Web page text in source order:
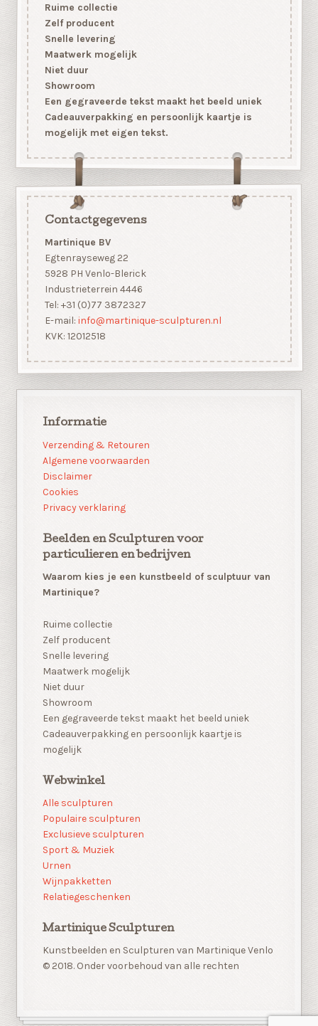
Ruime collectie
Zelf producent
Snelle levering
Maatwerk mogelijk
Niet duur
Showroom
Een gegraveerde tekst maakt het beeld uniek
Cadeauverpakking en persoonlijk kaartje is
mogelijk met eigen tekst.
Contactgegevens
Martinique BV
Egtenrayseweg 22
5928 PH Venlo-Blerick
Industrieterrein 4446
Tel: +31 (0)77 3872327
E-mail: info@martinique-sculpturen.nl
KVK: 12012518
Informatie
Verzending & Retouren
Algemene voorwaarden
Disclaimer
Cookies
Privacy verklaring
Beelden en Sculpturen voor
particulieren en bedrijven
Waarom kies je een kunstbeeld of sculptuur van
Martinique?
Ruime collectie
Zelf producent
Snelle levering
Maatwerk mogelijk
Niet duur
Showroom
Een gegraveerde tekst maakt het beeld uniek
Cadeauverpakking en persoonlijk kaartje is
mogelijk
Webwinkel
Alle sculpturen
Populaire sculpturen
Exclusieve sculpturen
Sport & Muziek
Urnen
Wijnpakketten
Relatiegeschenken
Martinique Sculpturen
Kunstbeelden en Sculpturen van Martinique Venlo
© 2018. Onder voorbehoud van alle rechten